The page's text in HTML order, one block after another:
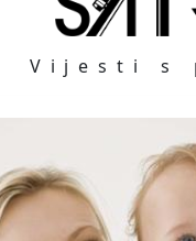
Vijesti s